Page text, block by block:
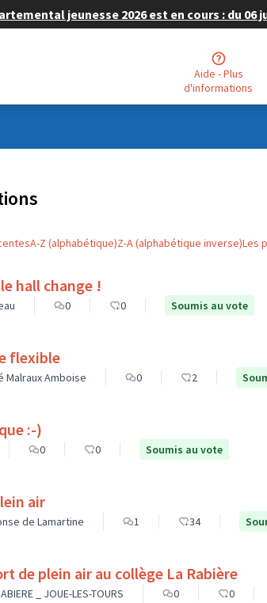
jeunesse 2026 est en cours : du 06
Aide - Plus
d'informations
A-Z (alphabétique)Z-A (alphabétique inverse)Les
hall change !
0 0 Soumis au vote
flexible
Malraux Amboise 0 2
Commyn'tèque :-)
0 0 Soumis au vote
air
de Lamartine 1 34
de plein air au collège La Rabière
_ JOUE-LES-TOURS 0 0